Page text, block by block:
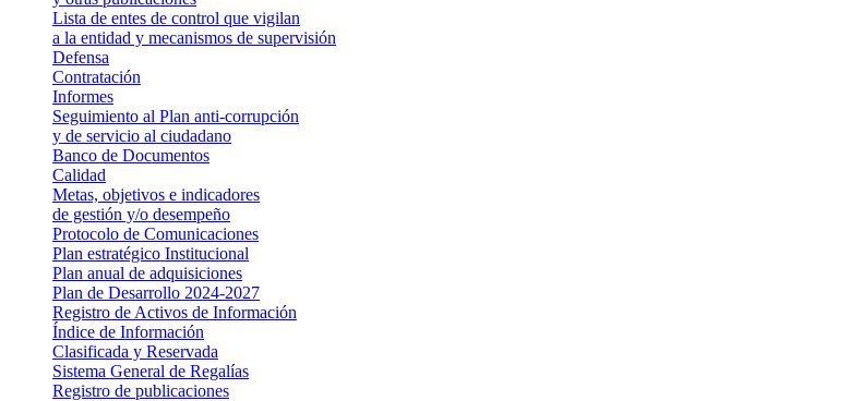
Lista de entes de control que vigilan
a la entidad y mecanismos de supervisión
Defensa
Contratación
Informes
Seguimiento al Plan anti-corrupción
y de servicio al ciudadano
Banco de Documentos
Calidad
Metas, objetivos e indicadores
de gestión y/o desempeño
Protocolo de Comunicaciones
Plan estratégico Institucional
Plan anual de adquisiciones
Plan de Desarrollo 2024-2027
​Registro de Activos de Información​​
Índice de Información
Clasificada y Reservada
Sistema General de Regalías
Registro de publicaciones